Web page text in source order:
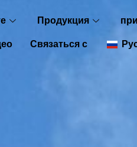
Продукция
Связаться с